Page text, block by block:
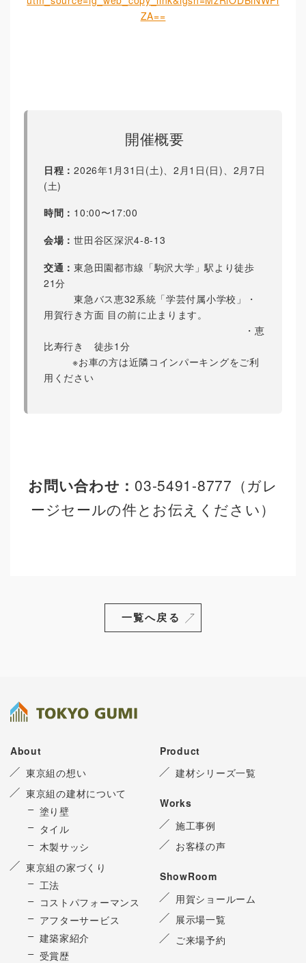
ZA==
開催概要
日程：2026年1月31日(土)、2月1日(日)、2月7日
(土)
時間： 10:00〜17:00
会場：世田谷区深沢4-8-13
交通：東急田園都市線「駒沢大学」駅より徒歩
21分
東急バス恵32系統「学芸付属小学校」・
用賀行き方面 目の前に止まります。
・恵
比寿行き 徒歩1分
※お車の方は近隣コインパーキングをご利
用ください
お問い合わせ： 03-5491-8777（ガレ
ージセールの件とお伝えください）
一覧へ戻る
About
東京組の想い
東京組の建材について
塗り壁
タイル
木製サッシ
東京組の家づくり
工法
コストパフォーマンス
アフターサービス
建築家紹介
受賞歴
Product
建材シリーズ一覧
Works
施工事例
お客様の声
ShowRoom
用賀ショールーム
展示場一覧
ご来場予約